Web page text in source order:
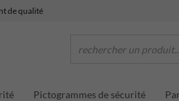
de qualité
rechercher un produit...
Pictogrammes de sécurité